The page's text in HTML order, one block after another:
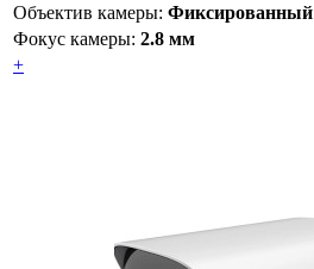
Объектив камеры: Фиксированный
Фокус камеры: 2.8 мм
+